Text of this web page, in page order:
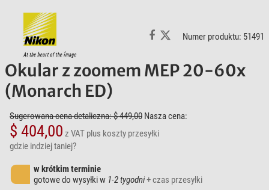
Numer produktu: 51491
Okular z zoomem MEP 20-60x
(Monarch ED)
Sugerowana cena detaliczna: $ 449,00 Nasza cena:
$ 404,00 z VAT plus koszty przesyłki
gdzie indziej taniej?
w krótkim terminie
gotowe do wysyłki w 1-2 tygodni+ czas przesyłki